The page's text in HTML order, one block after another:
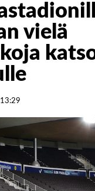
vielä
13:29